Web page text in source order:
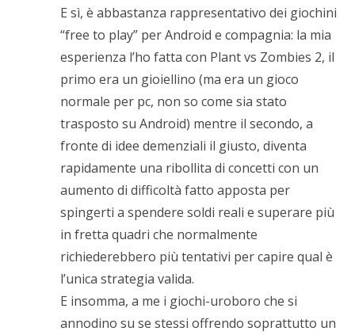
E sì, è abbastanza rappresentativo dei giochini
“free to play” per Android e compagnia: la mia
esperienza l’ho fatta con Plant vs Zombies 2, il
primo era un gioiellino (ma era un gioco
normale per pc, non so come sia stato
trasposto su Android) mentre il secondo, a
fronte di idee demenziali il giusto, diventa
rapidamente una ribollita di concetti con un
aumento di difficoltà fatto apposta per
spingerti a spendere soldi reali e superare più
in fretta quadri che normalmente
richiederebbero più tentativi per capire qual è
l’unica strategia valida.
E insomma, a me i giochi-uroboro che si
annodino su se stessi offrendo soprattutto un